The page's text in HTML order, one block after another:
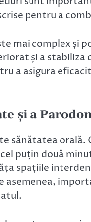
pentru a
mai complex și
și a
a asigura
și a
sănătatea
puțin două
spațiile
asemenea,